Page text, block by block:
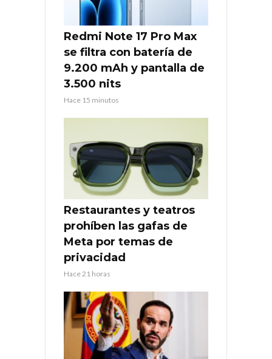
Redmi Note 17 Pro Max
se filtra con batería de
9.200 mAh y pantalla de
3.500 nits
Hace 15 minutos
Restaurantes y teatros
prohíben las gafas de
Meta por temas de
privacidad
Hace 21 horas